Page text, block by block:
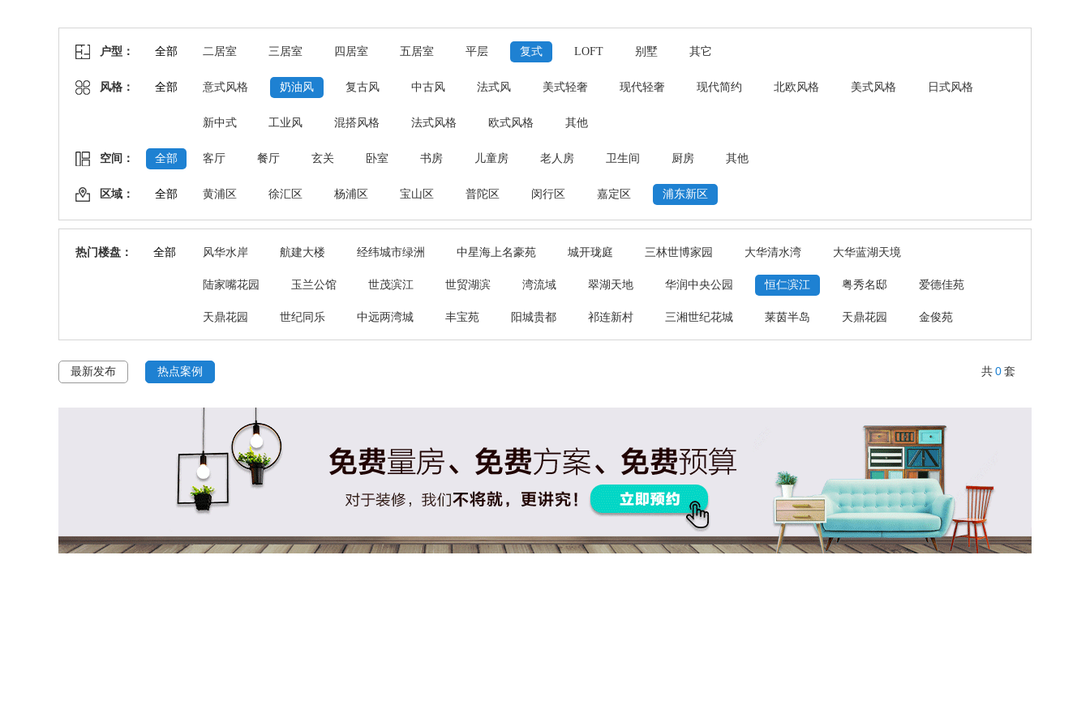
户型： 全部 二居室 三居室 四居室 五居室 平层 复式 LOFT 别墅 其它
风格： 全部 意式风格 奶油风 复古风 中古风 法式风 美式轻奢 现代轻奢 现代简约 北欧风格 美式风格 日式风格
新中式 工业风 混搭风格 法式风格 欧式风格 其他
空间： 全部 客厅 餐厅 玄关 卧室 书房 儿童房 老人房 卫生间 厨房 其他
区域： 全部 黄浦区 徐汇区 杨浦区 宝山区 普陀区 闵行区 嘉定区 浦东新区
热门楼盘： 全部 风华水岸 航建大楼 经纬城市绿洲 中星海上名豪苑 城开珑庭 三林世博家园 大华清水湾 大华蓝湖天境
陆家嘴花园 玉兰公馆 世茂滨江 世贸湖滨 湾流域 翠湖天地 华润中央公园 恒仁滨江 粤秀名邸 爱德佳苑
天鼎花园 世纪同乐 中远两湾城 丰宝苑 阳城贵都 祁连新村 三湘世纪花城 莱茵半岛 天鼎花园 金俊苑
最新发布 热点案例 共 0 套